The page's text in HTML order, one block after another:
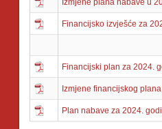
Izmjene plana nabave u
Financijsko izvješće za
Financijski plan za 2024.
Izmjene financijskog
Plan nabave za 2024.